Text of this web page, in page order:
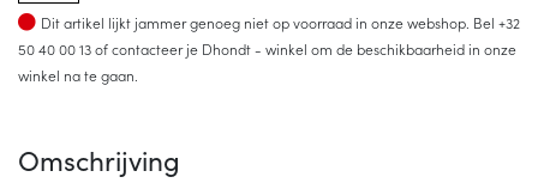
Op voorraad
Dit artikel lijkt jammer genoeg niet op voorraad in onze webshop. Bel +32
50 40 00 13of contacteer je Dhondt - winkel om de beschikbaarheid in onze
winkel na te gaan.
Omschrijving